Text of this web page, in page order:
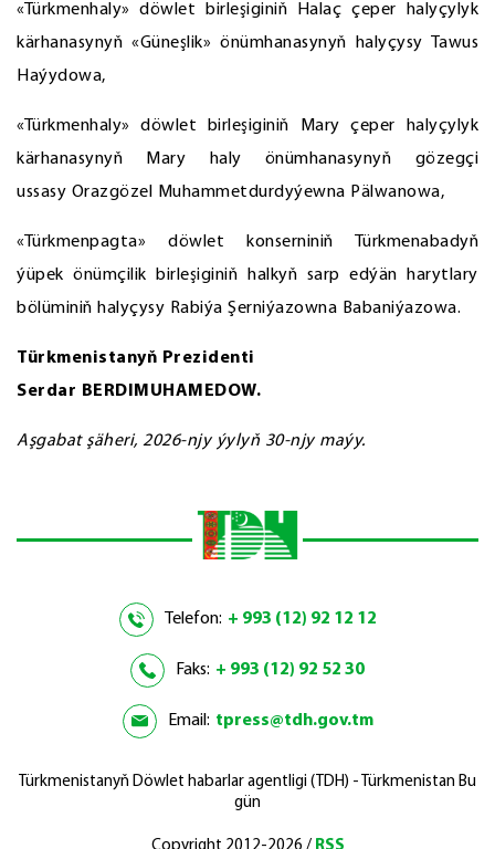
«Türkmenhaly» döwlet birleşiginiň Halaç çeper halyçylyk
kärhanasynyň «Güneşlik» önümhanasynyň halyçysy Tawus
Haýydowa,
«Türkmenhaly» döwlet birleşiginiň Mary çeper halyçylyk
kärhanasynyň Mary haly önümhanasynyň gözegçi
ussasy Orazgözel Muhammetdurdyýewna Pälwanowa,
«Türkmenpagta» döwlet konserniniň Türkmenabadyň
ýüpek önümçilik birleşiginiň halkyň sarp edýän harytlary
bölüminiň halyçysy Rabiýa Şerniýazowna Babaniýazowa.
Türkmenistanyň Prezidenti
Serdar BERDIMUHAMEDOW.
Aşgabat şäheri, 2026-njy ýylyň 30-njy maýy.
Telefon: + 993 (12) 92 12 12
Faks: + 993 (12) 92 52 30
Email: tpress@tdh.gov.tm
Türkmenistanyň Döwlet habarlar agentligi (TDH) - Türkmenistan Bu
gün